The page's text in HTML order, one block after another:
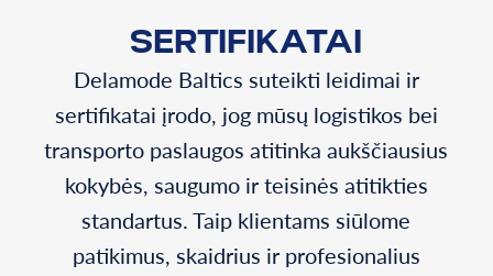
SERTIFIKATAI
Delamode Baltics suteikti leidimai ir
sertifikatai įrodo, jog mūsų logistikos bei
transporto paslaugos atitinka aukščiausius
kokybės, saugumo ir teisinės atitikties
standartus. Taip klientams siūlome
patikimus, skaidrius ir profesionalius